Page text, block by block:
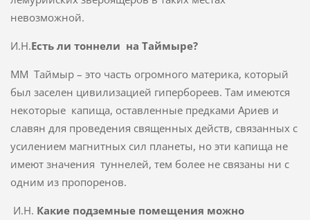
невозможной.
И.Н.Есть ли тоннели на Таймыре?
ММ Таймыр – это часть огромного материка, который
был заселен цивилизацией гипербореев. Там имеются
некоторые капища, оставленные предками Ариев и
славян для проведения священных действ, связанных с
усилением магнитных сил планеты, но эти капища не
имеют значения туннелей, тем более не связаны ни с
одним из пропоренов.
И.Н. Какие подземные помещения можно